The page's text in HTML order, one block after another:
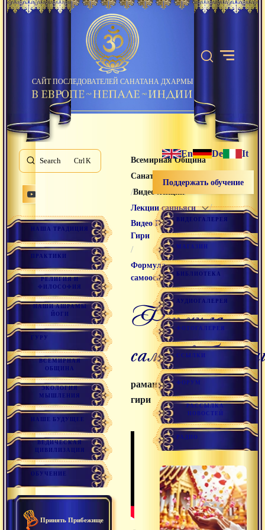
САЙТ ПОСЛЕДОВАТЕЛЕЙ САНАТАНА ДХАРМЫ
Search K
НАША ТРАДИЦИЯ
ПРАКТИКИ
РЕЛИГИЯ И
ФИЛОСОФИЯ
НАШИ АШРАМЫ
ЙОГИ
ГУРУ
ВСЕМИРНАЯ
ОБЩИНА
ЭКОЛОГИЯ
МЫШЛЕНИЯ
НАШЕ БУДУЩЕЕ
ВЕДИЧЕСКАЯ
ЦИВИЛИЗАЦИЯ
ОБУЧЕНИЕ
Принять Прибежище
Всемирная Община
Санатана Дхармы
/Видео лекции/
Лекции санньяси /
Видео Раманатха
Гири
/
Формула
самоосвобождения
формула
раманатха
гири
En De It
Поддержать обучение
ВИДЕОГАЛЕРЕЯ
МАГАЗИН
БИБЛИОТЕКА
АУДИОГАЛЕРЕЯ
ФОТОГАЛЕРЕЯ
ССЫЛКИ
ФОРУМ
РАССЫЛКА
НОВОСТЕЙ
РАДИО